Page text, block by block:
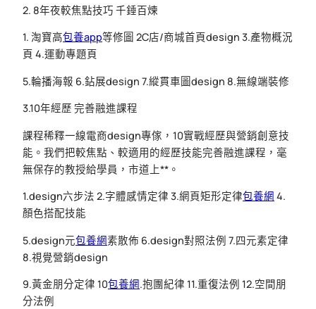
2. 8年夜較焦點技巧 千錘百煉
1. 淘寶高包養app等修圖 2C店/商城首頁design 3.產物概況
頁 4.運動專題頁
5.輪播海報 6.鉆展design 7.縱貫車圖design 8.無線端裝修
3.10年經歷 完善融進課程
課程稀釋一線電商design專傢，10實戰經歷與營銷創意技
能。我們把較焦點、較適用的經歷技能完善融進課程，毫
無保存的教授給學員，市道上**。
1.design六步法 2.字體感情定律 3.網頁矩形定律包養網 4.
顏色搭配技能
5.design元包養網素散佈 6.design對照法例 7.四元素定律
8.視覺營銷design
9.黃金朋分定律 10包養網.抱團紀律 11.重復法例 12.空間朋
分法例